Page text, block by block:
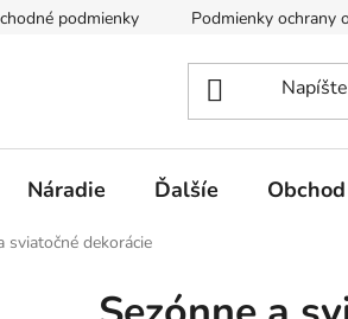
podmienky Podmienky ochrany
Náradie Ďalšíe
sviatočné dekorácie